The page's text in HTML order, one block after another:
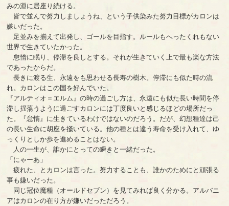
みの淵に居座り続ける。
皆で並んで努力しましょうね、という子供染みた努力目標がカロンは
嫌いだった。
足並みを揃えて出発し、ゴールを目指す。ルールもへったくれもない
世界で生きていたかった。
怠惰に眠り、停滞を良しとする。それが生きていく上で最も楽な方法
であったからだ。
長きに渡る生、永遠をも思わせる長寿の樹木。停滞にも似た時の流
れ。カロンはこの国を好んでいた。
『アルティオ＝エルム』の時の過ごし方は、永遠にも似た長い時間を停
滞し揺蕩うように過ごすカロンには丁度良いと感じるほどの場所だっ
た。『怠惰』に生きているわけではないのだろう。だが、幻想種達は己
の長い生命に胡座を掻いている。他の種とは違う寿命を受け入れて、ゆ
っくりとしか歩を進めることはない。
人の一生が、誰かにとっての瞬きと一緒だった。
「にゃーあ」
疲れた、とカロンは言った。努力することも、誰かのためにと頑張る
事も嫌いだった。
同じ冠位魔種（オールドセブン）を見てみれば良く分かる。アルバニ
アはカロンの在り方が嫌いだっただろう。